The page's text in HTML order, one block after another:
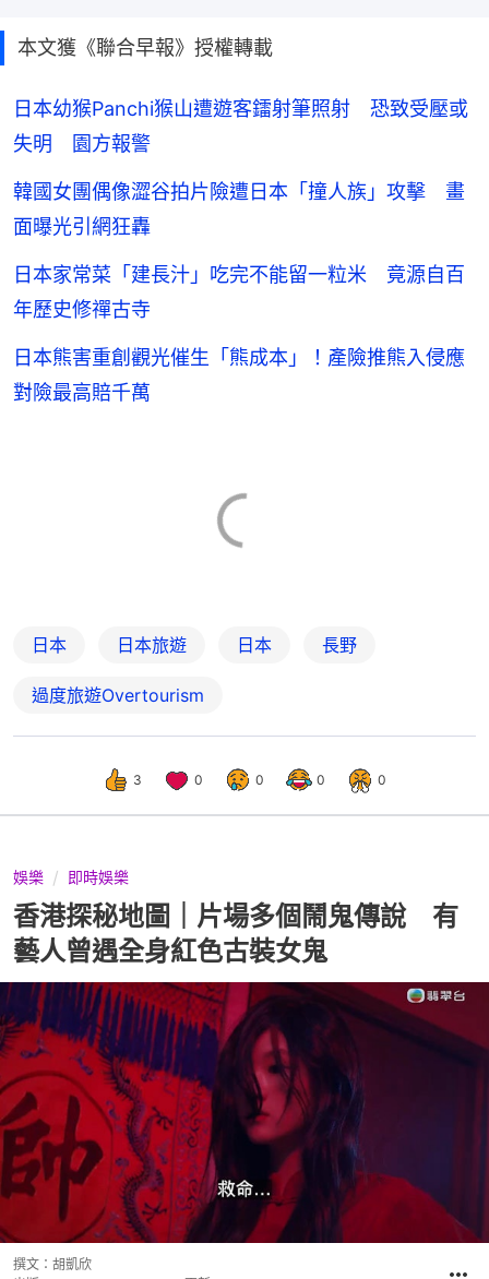
本文獲《聯合早報》授權轉載
日本幼猴Panchi猴山遭遊客鐳射筆照射 恐致受壓或
失明 園方報警
韓國女團偶像澀谷拍片險遭日本「撞人族」攻擊 畫
面曝光引網狂轟
日本家常菜「建長汁」吃完不能留一粒米 竟源自百
年歷史修禪古寺
日本熊害重創觀光催生「熊成本」！產險推熊入侵應
對險最高賠千萬
日本 日本旅遊 日本 長野
過度旅遊Overtourism
3 0 0 0 0
娛樂 即時娛樂
香港探秘地圖｜片場多個鬧鬼傳說 有
藝人曾遇全身紅色古裝女鬼
撰文： 胡凱欣